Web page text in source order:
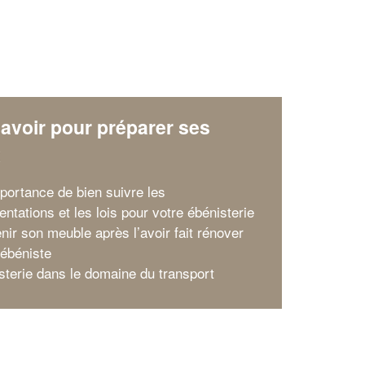
pour préparer ses
de bien suivre les
et les lois pour votre ébénisterie
son meuble après l’avoir fait rénover
dans le domaine du transport